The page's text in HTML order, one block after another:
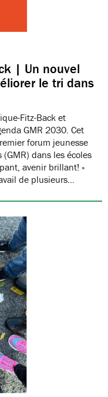
| Un nouvel
le tri dans
Fitz-Back et
GMR 2030. Cet
forum jeunesse
dans les écoles
avenir brillant! »
de plusieurs…